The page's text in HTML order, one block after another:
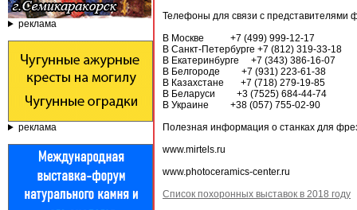
реклама
реклама
Телефоны для связи с
В Москве +7 (499) 999-12-17
В Санкт-Петербурге +7 (812) 319-33-18
В Екатеринбурге +7 (343) 386-16-07
В Белгороде +7 (931) 223-61-38
В Казахстане +7 (718) 279-19-85
В Беларуси +3 (7525) 684-44-74
В Украине +38 (057) 755-02-90
Полезная информация о станках для
www.mirtels.ru
www.photoceramics-center.ru
Список похоронных выставок в 2018 году